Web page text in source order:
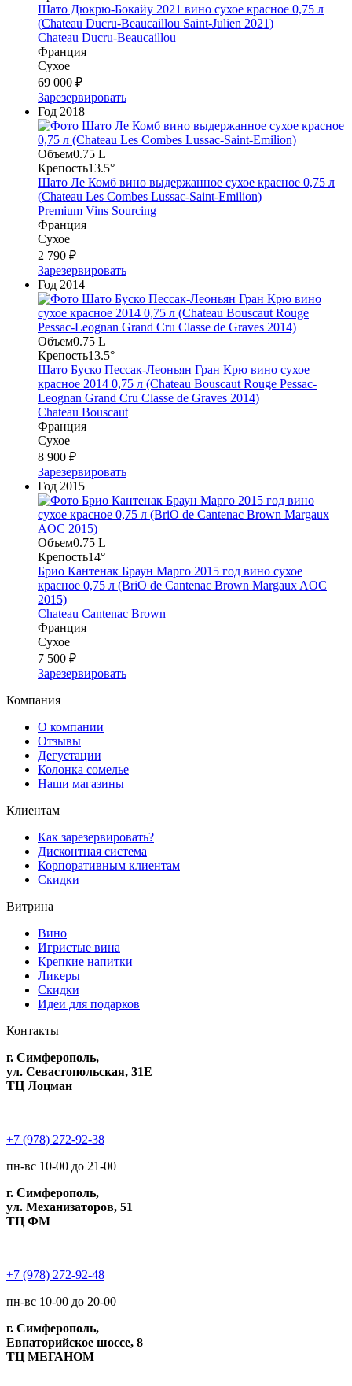
Шато Дюкрю-Бокайу 2021 вино сухое красное 0,75 л
(Chateau Ducru-Beaucaillou Saint-Julien 2021)
Chateau Ducru-Beaucaillou
Франция
Сухое
69 000 ₽
Зарезервировать
Год 2018
Объем0.75 L
Крепость13.5°
Шато Ле Комб вино выдержанное сухое красное 0,75 л
(Chateau Les Combes Lussac-Saint-Emilion)
Premium Vins Sourcing
Франция
Сухое
2 790 ₽
Зарезервировать
Год 2014
Объем0.75 L
Крепость13.5°
Шато Буско Пессак-Леоньян Гран Крю вино сухое
красное 2014 0,75 л (Chateau Bouscaut Rouge Pessac-
Leognan Grand Cru Classe de Graves 2014)
Chateau Bouscaut
Франция
Сухое
8 900 ₽
Зарезервировать
Год 2015
Объем0.75 L
Крепость14°
Брио Кантенак Браун Марго 2015 год вино сухое
красное 0,75 л (BriO de Cantenac Brown Margaux AOC
2015)
Chateau Cantenac Brown
Франция
Сухое
7 500 ₽
Зарезервировать
Компания
О компании
Отзывы
Дегустации
Колонка сомелье
Наши магазины
Клиентам
Как зарезервировать?
Дисконтная система
Корпоративным клиентам
Скидки
Витрина
Вино
Игристые вина
Крепкие напитки
Ликеры
Скидки
Идеи для подарков
Контакты
г. Симферополь,
ул. Севастопольская, 31Е
ТЦ Лоцман
+7 (978) 272-92-38
пн-вс 10-00 до 21-00
г. Симферополь,
ул. Механизаторов, 51
ТЦ ФМ
+7 (978) 272-92-48
пн-вс 10-00 до 20-00
г. Симферополь,
Евпаторийское шоссе, 8
ТЦ МЕГАНОМ